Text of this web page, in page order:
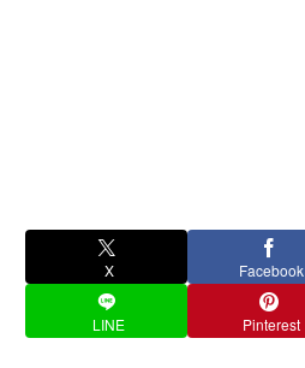
X Facebook
LINE Pinterest